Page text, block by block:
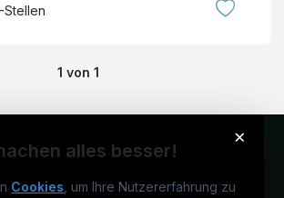
Stellen
1 von 1
×
alles besser!
Cookies , um Ihre Nutzererfahrung zu